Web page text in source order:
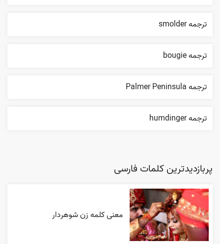
ترجمه smolder
ترجمه bougie
ترجمه Palmer Peninsula
ترجمه humdinger
پربازدیدترین کلمات فارسی
معنی کلمه زن شوهردار